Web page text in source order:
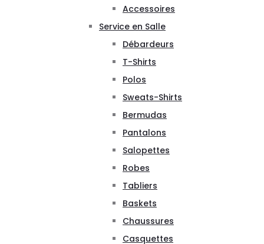
Accessoires
Service en Salle
Débardeurs
T-Shirts
Polos
Sweats-Shirts
Bermudas
Pantalons
Salopettes
Robes
Tabliers
Baskets
Chaussures
Casquettes